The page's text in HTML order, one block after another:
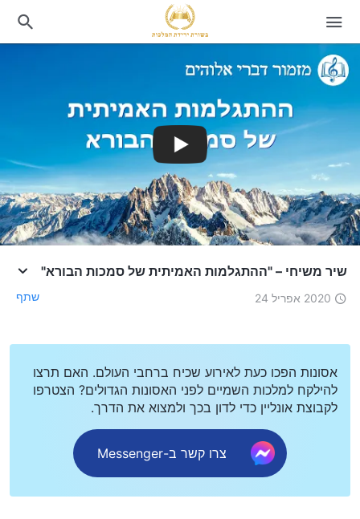
שיר משיחי – "ההתגלמות האמיתית של סמכות הבורא"
2020 אפריל 24 שתף
אסונות הפכו כעת לאירוע שכיח ברחבי העולם. האם תרצו
להילקח למלכות השמיים לפני האסונות הגדולים? הצטרפו
לקבוצת אונליין כדי לדון בכך ולמצוא את הדרך.
צרו קשר ב-Messenger